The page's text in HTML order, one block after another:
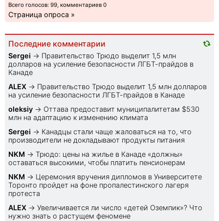
Всего голосов: 99, комментариев 0
Страница опроса »
Последние комментарии
Sеrgei → Правительство Трюдо выделит 1,5 млн
долларов на усиление безопасности ЛГБТ-прайдов в
Канаде
ALEX → Правительство Трюдо выделит 1,5 млн долларов
на усиление безопасности ЛГБТ-прайдов в Канаде
oleksiy → Оттава предоставит муниципалитетам $530
млн на адаптацию к изменению климата
Sеrgei → Канадцы стали чаще жаловаться на то, что
производители не докладывают продукты питания
NKM → Трюдо: цены на жилье в Канаде «должны»
оставаться высокими, чтобы платить пенсионерам
NKM → Церемония вручения дипломов в Университете
Торонто пройдет на фоне пропалестинского лагеря
протеста
ALEX → Увеличивается ли число «детей Оземпик»? Что
нужно знать о растущем феномене